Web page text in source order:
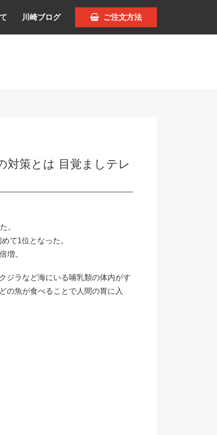
川崎ブログ ご注文方法
策とは 目覚ましテレ
。
て1位となった。
増。
ジラなど海にいる哺乳類の体内がす
の魚が食べることで人間の胃に入